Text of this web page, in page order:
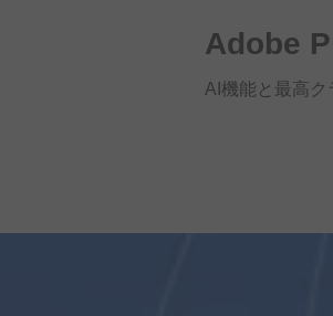
Adobe
AI機能と 最高ク